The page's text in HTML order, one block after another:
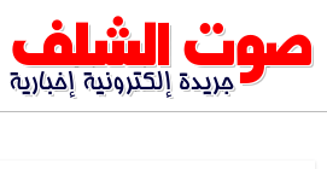
to
content